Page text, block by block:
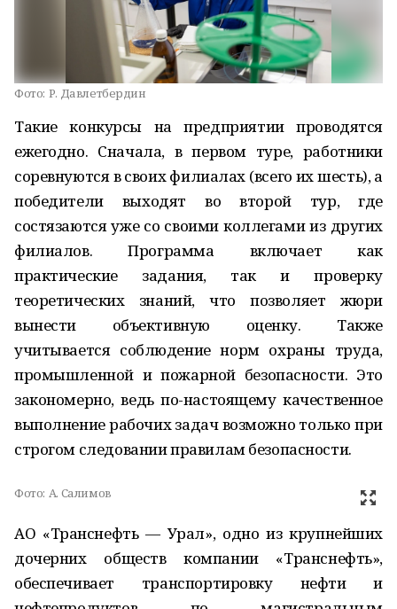
Фото: Р. Давлетбердин
Такие конкурсы на предприятии проводятся
ежегодно. Сначала, в первом туре, работники
соревнуются в своих филиалах (всего их шесть), а
победители выходят во второй тур, где
состязаются уже со своими коллегами из других
филиалов. Программа включает как
практические задания, так и проверку
теоретических знаний, что позволяет жюри
вынести объективную оценку. Также
учитывается соблюдение норм охраны труда,
промышленной и пожарной безопасности. Это
закономерно, ведь по-настоящему качественное
выполнение рабочих задач возможно только при
строгом следовании правилам безопасности.
Фото: А. Салимов
АО «Транснефть — Урал», одно из крупнейших
дочерних обществ компании «Транснефть»,
обеспечивает транспортировку нефти и